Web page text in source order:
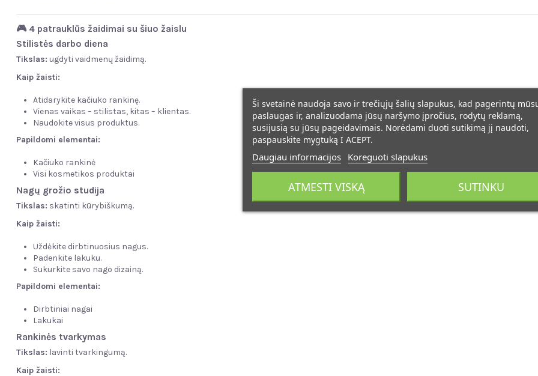
🎮 4 patrauklūs žaidimai su šiuo žaislu
Stilistės darbo diena
Tikslas: ugdyti vaidmenų žaidimą.
Kaip žaisti:
Atidarykite kačiuko rankinę.
Vienas vaikas – stilistas, kitas – klientas.
Naudokite visus produktus.
Papildomi elementai:
Kačiuko rankinė
Visi kosmetikos produktai
Nagų grožio studija
Tikslas: skatinti kūrybiškumą.
Kaip žaisti:
Uždėkite dirbtinuosius nagus.
Padenkite lakuku.
Sukurkite savo nago dizainą.
Papildomi elementai:
Dirbtiniai nagai
Lakukai
Rankinės tvarkymas
Tikslas: lavinti tvarkingumą.
Kaip žaisti:
Ši svetainė naudoja savo ir trečiųjų šalių slapukus, kad pagerintų
paslaugas ir, analizuodama jūsų naršymo įpročius, rodytų reklamą,
susijusią su jūsų pageidavimais. Norėdami duoti sutikimą jį naudoti,
paspauskite mygtuką I ACEPT.
Daugiau informacijos Koreguoti slapukus
ATMESTI VISKĄ SUTINKU